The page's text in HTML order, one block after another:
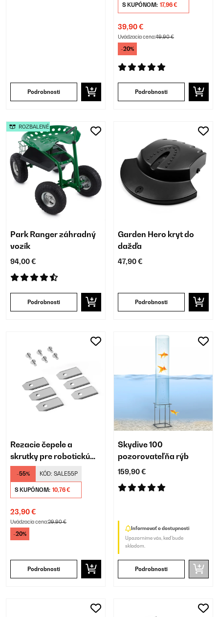
Podrobnosti
S KUPÓNOM: 17,96 €
39,90 €
Uvádzacia cena:49,90 €
-20%
Podrobnosti
Park Ranger záhradný
vozík
94,00 €
Podrobnosti
ROZBALENÉ
Garden Hero kryt do
dažďa
47,90 €
Podrobnosti
Rezacie čepele a
skrutky pre robotickú
kosačku Blumfeldt
GrassConnect.
-55% KÓD: SALE55P
S KUPÓNOM: 10,76 €
23,90 €
Uvádzacia cena:29,90 €
-20%
Podrobnosti
Skydive 100
pozorovateľňa rýb
159,90 €
Informovať o dostupnosti
Upozorníme vás, keď bude
skladom.
Podrobnosti